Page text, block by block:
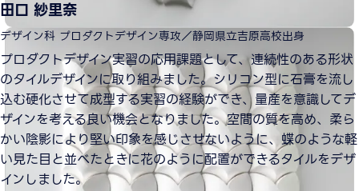
田口 紗里奈
デザイン科 プロダクトデザイン専攻／静岡県立吉原高校出身
プロダクトデザイン実習の応用課題として、連続性のある形状
のタイルデザインに取り組みました。シリコン型に石膏を流し
込む硬化させて成型する実習の経験ができ、量産を意識してデ
ザインを考える良い機会となりました。空間の質を高め、柔ら
かい陰影により堅い印象を感じさせないように、蝶のような軽
い見た目と並べたときに花のように配置ができるタイルをデザ
インしました。